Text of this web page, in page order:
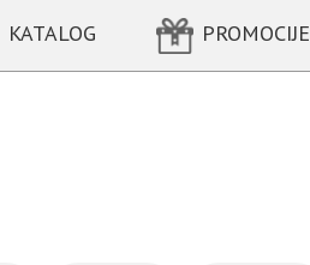
KATALOG PROMOCIJE